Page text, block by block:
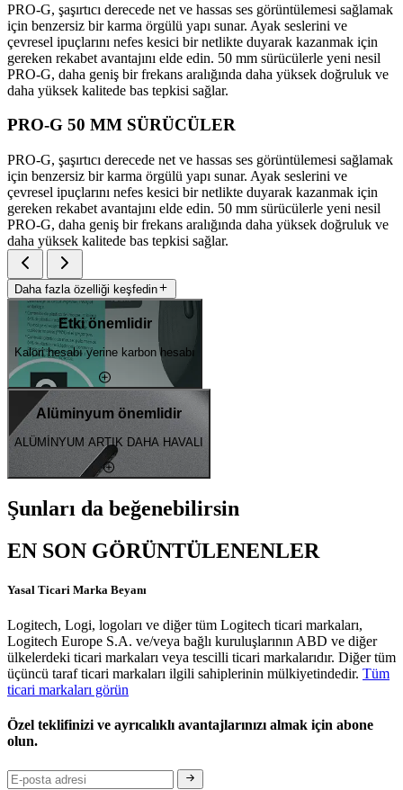
PRO-G, şaşırtıcı derecede net ve hassas ses görüntülemesi sağlamak
için benzersiz bir karma örgülü yapı sunar. Ayak seslerini ve
çevresel ipuçlarını nefes kesici bir netlikte duyarak kazanmak için
gereken rekabet avantajını elde edin. 50 mm sürücülerle yeni nesil
PRO-G, daha geniş bir frekans aralığında daha yüksek doğruluk ve
daha yüksek kalitede bas tepkisi sağlar.
PRO-G 50 MM SÜRÜCÜLER
PRO-G, şaşırtıcı derecede net ve hassas ses görüntülemesi sağlamak
için benzersiz bir karma örgülü yapı sunar. Ayak seslerini ve
çevresel ipuçlarını nefes kesici bir netlikte duyarak kazanmak için
gereken rekabet avantajını elde edin. 50 mm sürücülerle yeni nesil
PRO-G, daha geniş bir frekans aralığında daha yüksek doğruluk ve
daha yüksek kalitede bas tepkisi sağlar.
Daha fazla özelliği keşfedin
Etki önemlidir
Kalori hesabı yerine karbon hesabı
Alüminyum önemlidir
ALÜMİNYUM ARTIK DAHA HAVALI
Şunları da beğenebilirsin
EN SON GÖRÜNTÜLENENLER
Yasal Ticari Marka Beyanı
Logitech, Logi, logoları ve diğer tüm Logitech ticari markaları,
Logitech Europe S.A. ve/veya bağlı kuruluşlarının ABD ve diğer
ülkelerdeki ticari markaları veya tescilli ticari markalarıdır. Diğer tüm
üçüncü taraf ticari markaları ilgili sahiplerinin mülkiyetindedir. Tüm
ticari markaları görün
Özel teklifinizi ve ayrıcalıklı avantajlarınızı almak için abone
olun.